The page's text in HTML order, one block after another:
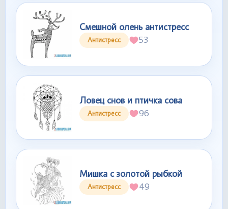
Смешной олень антистресс
Антистресс 53
Ловец снов и птичка сова
Антистресс 96
Мишка с золотой рыбкой
Антистресс 49